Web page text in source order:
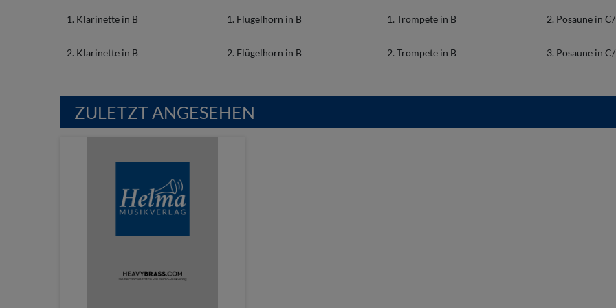
1. Klarinette in B
2. Klarinette in B
1. Flügelhorn in B
2. Flügelhorn in B
1. Trompete in B
2. Trompete in B
2. Posaune in
3. Posaune in
ZULETZT ANGESEHEN